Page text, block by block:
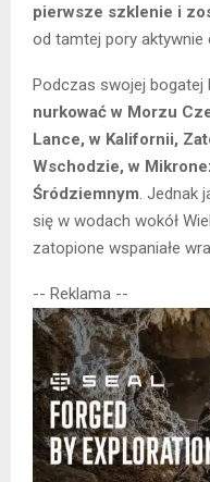
pierwsze szklenie i
od tamtej pory aktywnie
Podczas swojej bogatej
nurkować w Morzu
Lance, w Kalifornii,
Wschodzie, w
Śródziemnym. Jednak
się w wodach wokół
zatopione wspaniałe
-- Reklama --